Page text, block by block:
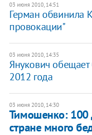
03 июня 2010, 14:51
Герман обвинила
провокации"
03 июня 2010, 14:35
Янукович
2012 года
03 июня 2010, 14:30
Тимошенко: 100
стране много